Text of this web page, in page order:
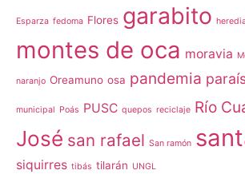
Esparza fedoma Flores garabito
montes de oca moravia
naranjo Oreamuno osa pandemia
municipal Poás PUSC quepos reciclaje Río
José san rafael San ramón
siquirres tibás tilarán UNGL